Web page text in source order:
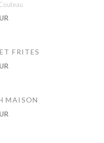
FRITES
MAISON